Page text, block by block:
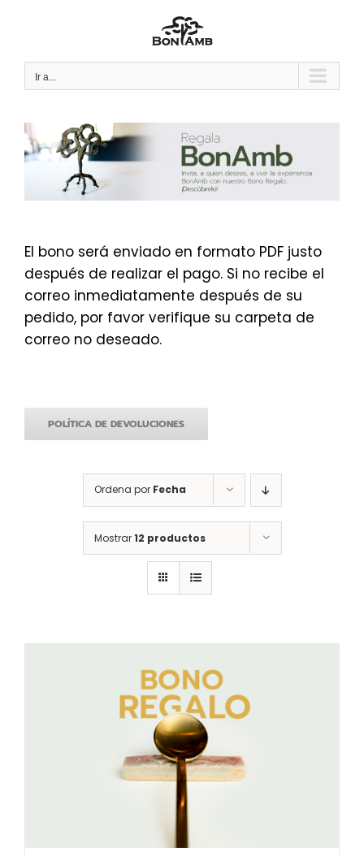
Ir a...
El bono será enviado en formato PDF justo
después de realizar el pago. Si no recibe el
correo inmediatamente después de su
pedido, por favor verifique su carpeta de
correo no deseado.
POLÍTICA DE DEVOLUCIONES
Ordena por Fecha
Mostrar12 productos